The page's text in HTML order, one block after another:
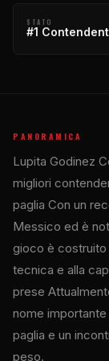
STATO
#1
PANORAMICA
Lupita Godinez
migliori
paglia Con un
Messico ed è
gioco è costruito
tecnica e alla
prese
nome
paglia e un
peso.